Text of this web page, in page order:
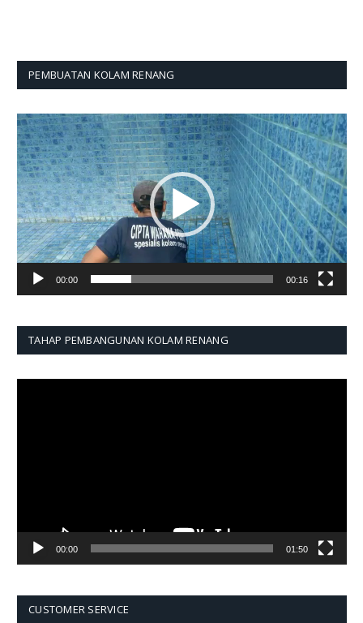
PEMBUATAN KOLAM RENANG
Pemutar
Video
00:00 00:16
TAHAP PEMBANGUNAN KOLAM RENANG
00:00 01:50
CUSTOMER SERVICE